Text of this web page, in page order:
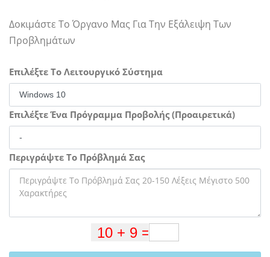
Δοκιμάστε Το Όργανο Μας Για Την Εξάλειψη Των
Προβλημάτων
Επιλέξτε Το Λειτουργικό Σύστημα
Επιλέξτε Ένα Πρόγραμμα Προβολής (Προαιρετικά)
Περιγράψτε Το Πρόβλημά Σας